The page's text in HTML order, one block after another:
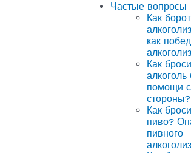
Частые вопросы
Как
как
Как
алкоголь
помощи
стороны?
Как
пиво?
пивного